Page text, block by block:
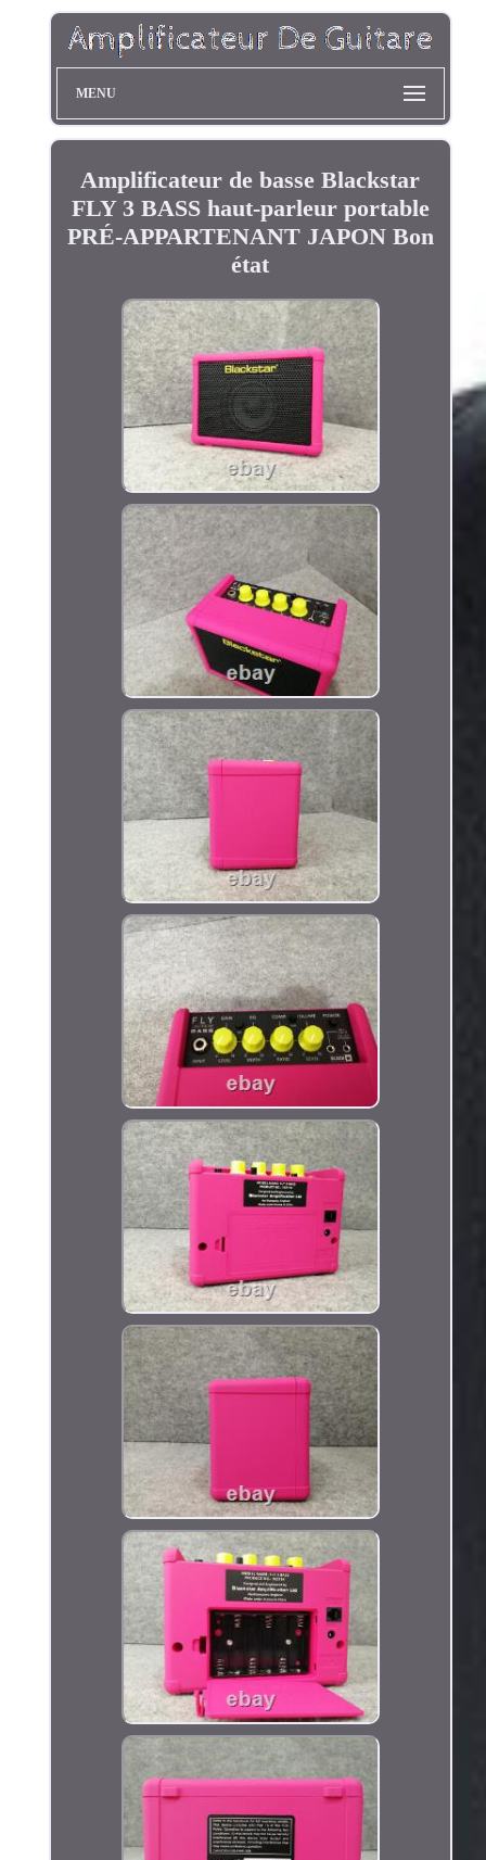
MENU
Amplificateur de basse Blackstar
FLY 3 BASS haut-parleur portable
PRÉ-APPARTENANT JAPON Bon
état